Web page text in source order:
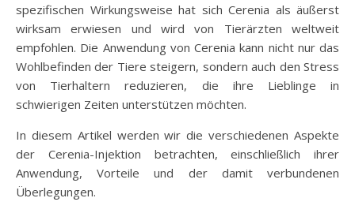
spezifischen Wirkungsweise hat sich Cerenia als äußerst
wirksam erwiesen und wird von Tierärzten weltweit
empfohlen. Die Anwendung von Cerenia kann nicht nur das
Wohlbefinden der Tiere steigern, sondern auch den Stress
von Tierhaltern reduzieren, die ihre Lieblinge in
schwierigen Zeiten unterstützen möchten.
In diesem Artikel werden wir die verschiedenen Aspekte
der Cerenia-Injektion betrachten, einschließlich ihrer
Anwendung, Vorteile und der damit verbundenen
Überlegungen.